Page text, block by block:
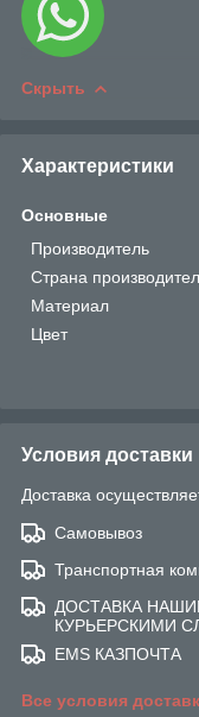
Скрыть
Характеристики
Основные
Производитель
Страна
Материал
Цвет
Условия доставки
Доставка
Самовывоз
Транспортная
ДОСТАВКА
КУРЬЕРСКИМИ
EMS КАЗПОЧТА
Все условия